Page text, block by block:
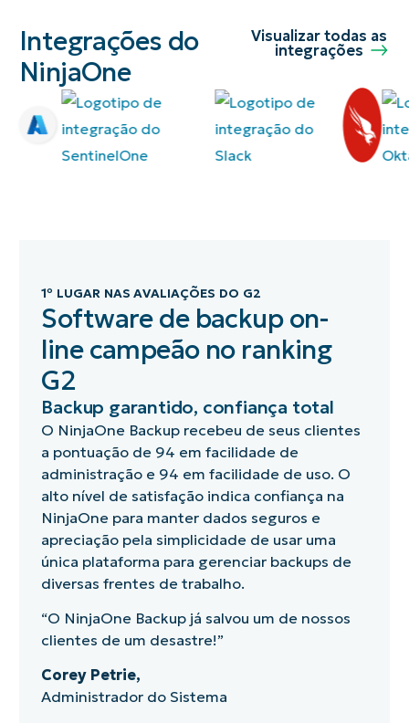
Integrações do
NinjaOne
Visualizar todas as
integrações
1º LUGAR NAS AVALIAÇÕES DO G2
Software de backup on-
line campeão no ranking
G2
Backup garantido, confiança total
O NinjaOne Backup recebeu de seus clientes
a pontuação de 94 em facilidade de
administração e 94 em facilidade de uso. O
alto nível de satisfação indica confiança na
NinjaOne para manter dados seguros e
apreciação pela simplicidade de usar uma
única plataforma para gerenciar backups de
diversas frentes de trabalho.
“O NinjaOne Backup já salvou um de nossos
clientes de um desastre!”
Corey Petrie,
Administrador do Sistema